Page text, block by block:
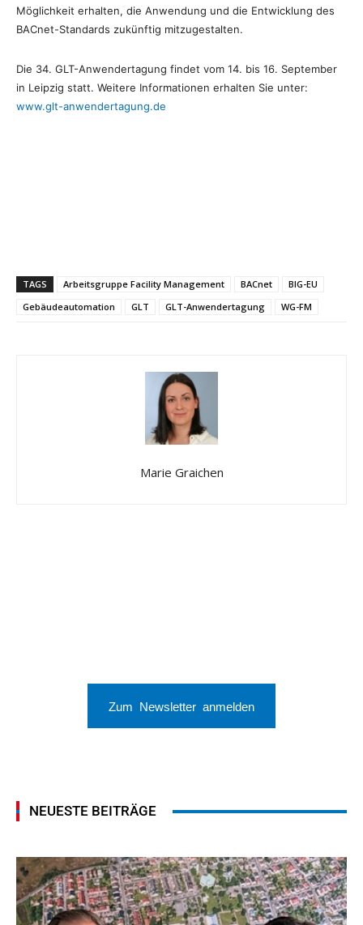
Möglichkeit erhalten, die Anwendung und die Entwicklung des
BACnet-Standards zukünftig mitzugestalten.
Die 34. GLT-Anwendertagung findet vom 14. bis 16. September
in Leipzig statt. Weitere Informationen erhalten Sie unter:
www.glt-anwendertagung.de
TAGS Arbeitsgruppe Facility Management BACnet
BIG-EU
Gebäudeautomation
GLT GLT-Anwendertagung WG-FM
Marie Graichen
Zum Newsletter anmelden
NEUESTE BEITRÄGE